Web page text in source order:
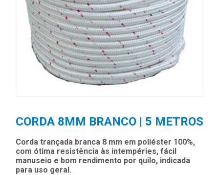
CORDA 8MM BRANCO | 5 METROS
Corda trançada branca 8 mm em poliéster 100%,
com ótima resistência às intempéries, fácil
manuseio e bom rendimento por quilo, indicada
para uso geral.